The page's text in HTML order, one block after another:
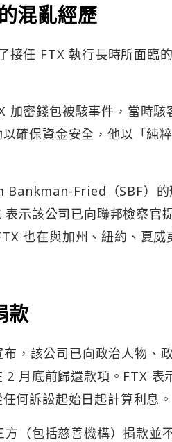
混亂經歷
接任 FTX 執行長時所面臨
加密錢包被駭事件，當時駭
確保資金安全，他以「純
Bankman-Fried（SBF）
示該公司已向聯邦檢察官
也在與加州、紐約、夏
款
布，該公司已向政治人物、
月底前歸還款項。FTX 表
何訴訟起始日起計算利息。
（包括慈善機構）捐款並